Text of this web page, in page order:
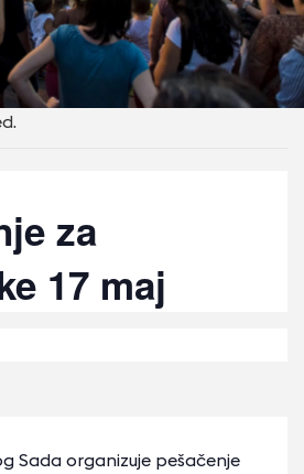
za
17 maj
Sada organizuje pešačenje